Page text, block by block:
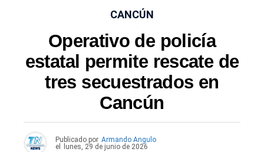
CANCÚN
Operativo de policía
estatal permite rescate de
tres secuestrados en
Cancún
Publicado por Armando Angulo
el
lunes, 29 de junio de 2026